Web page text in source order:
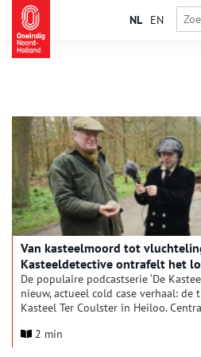
NL EN
Van kasteelmoord tot
Kasteeldetective ontrafelt het
De populaire podcastserie ‘De
nieuw, actueel cold case verhaal: de
Kasteel Ter Coulster in Heiloo.
uniek 16e-eeuws dagboek dat een
2 min